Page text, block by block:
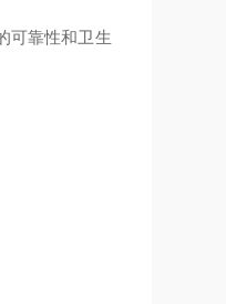
可靠性和卫生